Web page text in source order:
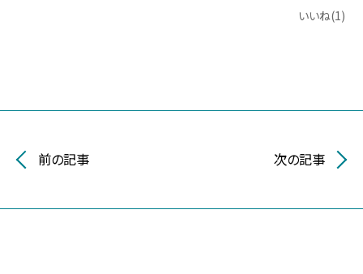
いいね(1)
前の記事 次の記事